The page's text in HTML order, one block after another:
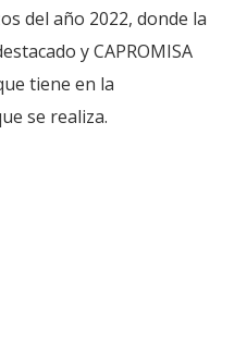
del año 2022, donde la
y CAPROMISA
tiene en la
se realiza.